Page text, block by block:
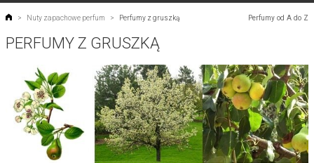
Perfumy od A do Z
> Nuty zapachowe perfum > Perfumy z gruszką
PERFUMY Z GRUSZKĄ